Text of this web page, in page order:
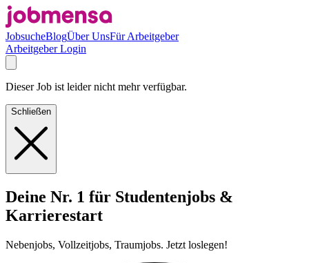
JobsucheBlogÜber UnsFür Arbeitgeber
Arbeitgeber Login
Dieser Job ist leider nicht mehr verfügbar.
Schließen
Deine Nr. 1 für Studentenjobs &
Karrierestart
Nebenjobs, Vollzeitjobs, Traumjobs. Jetzt loslegen!